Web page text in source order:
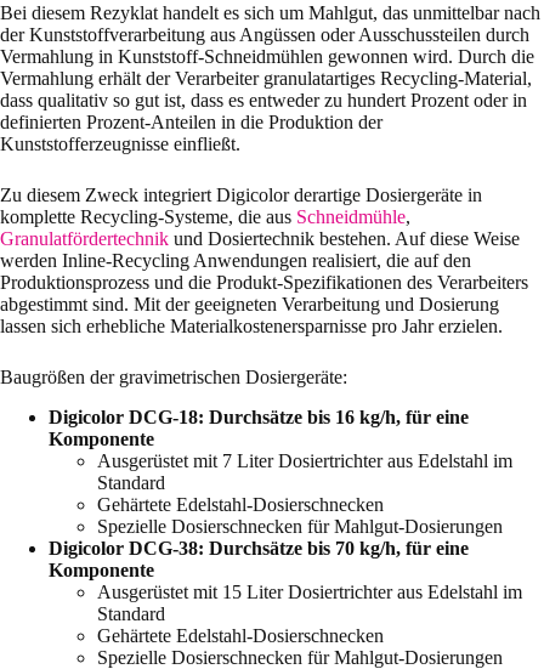
Bei diesem Rezyklat handelt es sich um Mahlgut, das unmittelbar nach
der Kunststoffverarbeitung aus Angüssen oder Ausschussteilen durch
Vermahlung in Kunststoff-Schneidmühlen gewonnen wird. Durch die
Vermahlung erhält der Verarbeiter granulatartiges Recycling-Material,
dass qualitativ so gut ist, dass es entweder zu hundert Prozent oder in
definierten Prozent-Anteilen in die Produktion der
Kunststofferzeugnisse einfließt.
Zu diesem Zweck integriert Digicolor derartige Dosiergeräte in
komplette Recycling-Systeme, die aus Schneidmühle,
Granulatfördertechnik und Dosiertechnik bestehen. Auf diese Weise
werden Inline-Recycling Anwendungen realisiert, die auf den
Produktionsprozess und die Produkt-Spezifikationen des Verarbeiters
abgestimmt sind. Mit der geeigneten Verarbeitung und Dosierung
lassen sich erhebliche Materialkostenersparnisse pro Jahr erzielen.
Baugrößen der gravimetrischen Dosiergeräte:
Digicolor DCG-18: Durchsätze bis 16 kg/h, für eine
Komponente
Ausgerüstet mit 7 Liter Dosiertrichter aus Edelstahl im
Standard
Gehärtete Edelstahl-Dosierschnecken
Spezielle Dosierschnecken für Mahlgut-Dosierungen
Digicolor DCG-38: Durchsätze bis 70 kg/h, für eine
Komponente
Ausgerüstet mit 15 Liter Dosiertrichter aus Edelstahl im
Standard
Gehärtete Edelstahl-Dosierschnecken
Spezielle Dosierschnecken für Mahlgut-Dosierungen